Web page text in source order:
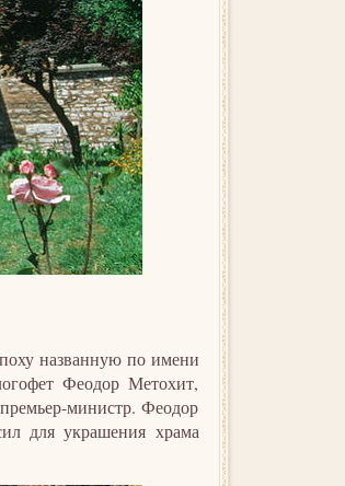
названную по имени
Феодор Метохит,
министр. Феодор
для украшения храма